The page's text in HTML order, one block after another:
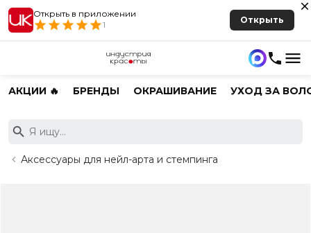
Открыть в приложении
1
Открыть
АКЦИИ 🔥 БРЕНДЫ ОКРАШИВАНИЕ УХОД ЗА
Аксессуары для нейл-арта и стемпинга